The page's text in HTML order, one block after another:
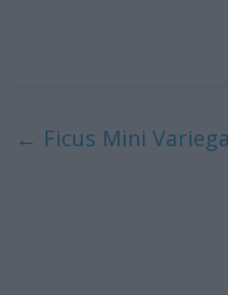
← Ficus Mini